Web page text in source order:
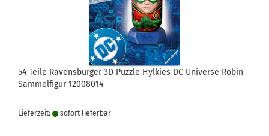
54 Teile Ravensburger 3D Puzzle Hylkies DC Universe Robin
Sammelfigur 12008014
Lieferzeit: sofort lie­fer­bar